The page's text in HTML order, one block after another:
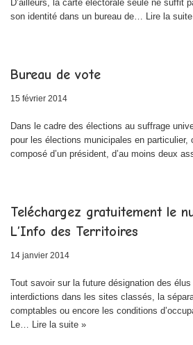
D’ailleurs, la carte électorale seule ne suffit
son identité dans un bureau de… Lire la
Bureau de vote
15 février 2014
Dans le cadre des élections au suffrage
pour les élections municipales en particulier,
composé d’un président, d’au moins deux
Teléchargez gratuitement le
L’Info des Territoires
14 janvier 2014
Tout savoir sur la future désignation des
interdictions dans les sites classés, la
comptables ou encore les conditions
Le… Lire la suite »